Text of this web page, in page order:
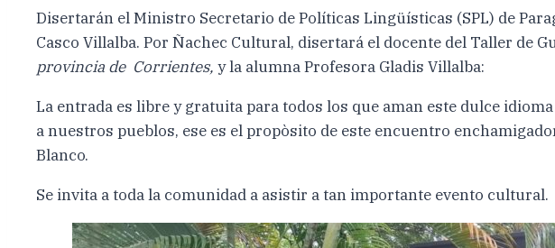
Disertarán el Ministro Secretario de Políticas Lingüísticas (SPL) de
Casco Villalba. Por Ñachec Cultural, disertará el docente del Taller de
provincia de Corrientes, y la alumna Profesora Gladis Villalba:
La entrada es libre y gratuita para todos los que aman este dulce
a nuestros pueblos, ese es el propòsito de este encuentro
Blanco.
Se invita a toda la comunidad a asistir a tan importante evento cultural.